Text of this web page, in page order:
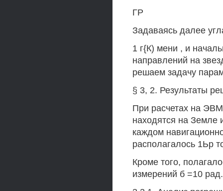
ГР
Задаваясь далее
1 г{К) мени , и
направлений на
решаем задачу
§ 3, 2. Результаты
При расчетах на
находятся на Земле
каждом
располагалось 1Ьр
Кроме того,
измерений б =10 рад.